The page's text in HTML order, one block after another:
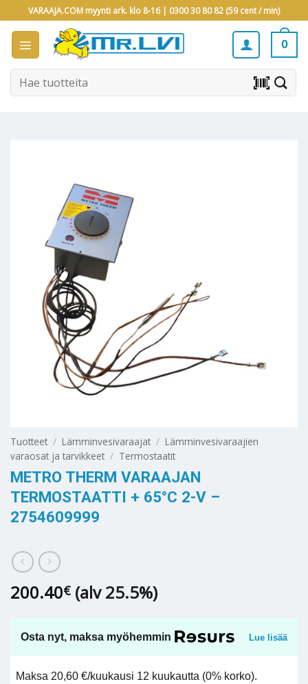
to
content
VARAAJA.COM myynti ark. klo 8-16 | 0300 30 80 82 (59 cent / min)
0
Etsi: barcode_scanner
Tuotteet / Lämminvesivaraajat / Lämminvesivaraajien
varaosat ja tarvikkeet / Termostaatit
METRO THERM VARAAJAN
TERMOSTAATTI + 65°C 2-V –
2754609999
200.40€ (alv 25.5%)
Osta nyt, maksa myöhemmin Lue lisää
Maksa 20,60 €/kuukausi 12 kuukautta (0% korko).